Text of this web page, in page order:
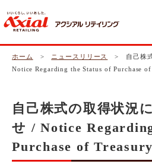
ホーム > ニュースリリース
> 自己株式
Notice Regarding the Status of Purchase
自己株式の取得状況
せ / Notice
Purchase of